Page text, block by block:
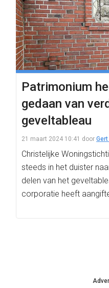
Patrimonium
gedaan van
geveltableau
21 maart 2024 10:41 door
Christelijke
steeds in het duister
delen van het
corporatie heeft